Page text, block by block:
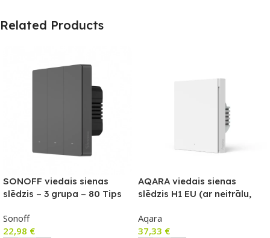
Related Products
SONOFF viedais sienas
slēdzis – 3 grupa – 80 Tips
Sonoff
22,98 €
AQARA viedais sienas
slēdzis H1 EU (ar neitrālu,
Aqara
37,33 €